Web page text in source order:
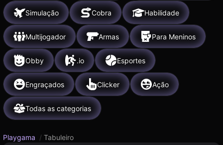
Simulação Cobra Habilidade
Multijogador Armas Para Meninos
Obby .io Esportes
Engraçados Clicker Ação
Todas as categorias
Playgama / Tabuleiro